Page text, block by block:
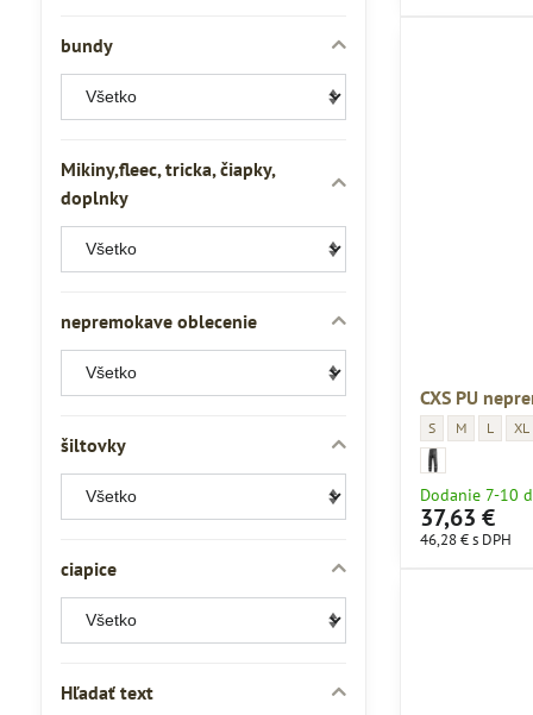
CXS PU
CXS PU
S CXS PU
M CXS
L XL
CXS PU
CXS PU
Dodanie 7-10
37,63 €
46,28 €s DPH
bundy
Mikiny,fleec, tricka, čiapky,
doplnky
nepremokave oblecenie
šiltovky
ciapice
Hľadať text